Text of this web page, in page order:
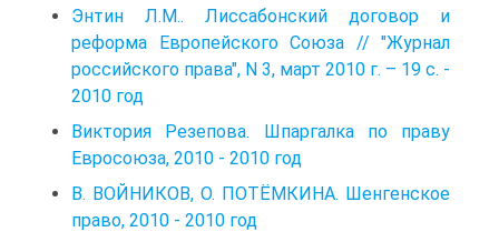
Энтин Л.М.. Лиссабонский договор и
реформа Европейского Союза // "Журнал
российского права", N 3, март 2010 г. – 19 с. -
2010 год
Виктория Резепова. Шпаргалка по праву
Евросоюза, 2010 - 2010 год
В. ВОЙНИКОВ, О. ПОТЁМКИНА. Шенгенское
право, 2010 - 2010 год